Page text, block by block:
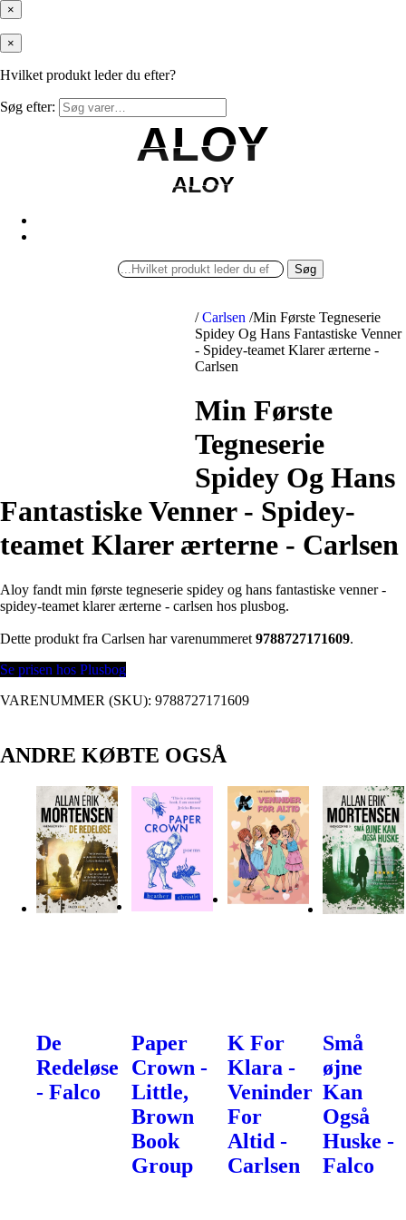
×
×
Hvilket produkt leder du efter?
Søg efter:
ALOY
ALOY
ALOY
ALOY
Søg
/ Carlsen /Min Første Tegneserie
Spidey Og Hans Fantastiske Venner
- Spidey-teamet Klarer ærterne -
Carlsen
Min Første
Tegneserie
Spidey Og Hans
Fantastiske Venner - Spidey-
teamet Klarer ærterne - Carlsen
Aloy fandt min første tegneserie spidey og hans fantastiske venner -
spidey-teamet klarer ærterne - carlsen hos plusbog.
Dette produkt fra Carlsen har varenummeret 9788727171609.
Se prisen hos Plusbog
VARENUMMER (SKU): 9788727171609
ANDRE KØBTE OGSÅ
De
Redeløse
- Falco
Paper
Crown -
Little,
Brown
Book
Group
K For
Klara -
Veninder
For
Altid -
Carlsen
Små
øjne
Kan
Også
Huske -
Falco